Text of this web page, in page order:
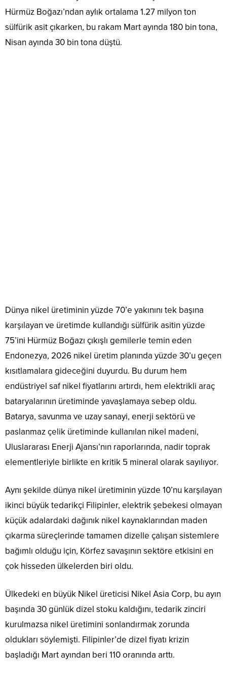
Hürmüz Boğazı’ndan aylık ortalama 1.27 milyon ton
sülfürik asit çıkarken, bu rakam Mart ayında 180 bin tona,
Nisan ayında 30 bin tona düştü.
Dünya nikel üretiminin yüzde 70’e yakınını tek başına
karşılayan ve üretimde kullandığı sülfürik asitin yüzde
75’ini Hürmüz Boğazı çıkışlı gemilerle temin eden
Endonezya, 2026 nikel üretim planında yüzde 30’u geçen
kısıtlamalara gideceğini duyurdu. Bu durum hem
endüstriyel saf nikel fiyatlarını artırdı, hem elektrikli araç
bataryalarının üretiminde yavaşlamaya sebep oldu.
Batarya, savunma ve uzay sanayi, enerji sektörü ve
paslanmaz çelik üretiminde kullanılan nikel madeni,
Uluslararası Enerji Ajansı’nın raporlarında, nadir toprak
elementleriyle birlikte en kritik 5 mineral olarak sayılıyor.
Aynı şekilde dünya nikel üretiminin yüzde 10’nu karşılayan
ikinci büyük tedarikçi Filipinler, elektrik şebekesi olmayan
küçük adalardaki dağınık nikel kaynaklarından maden
çıkarma süreçlerinde tamamen dizelle çalışan sistemlere
bağımlı olduğu için, Körfez savaşının sektöre etkisini en
çok hisseden ülkelerden biri oldu.
Ülkedeki en büyük Nikel üreticisi Nikel Asia Corp, bu ayın
başında 30 günlük dizel stoku kaldığını, tedarik zinciri
kurulmazsa nikel üretimini sonlandırmak zorunda
oldukları söylemişti. Filipinler’de dizel fiyatı krizin
başladığı Mart ayından beri 110 oranında arttı.